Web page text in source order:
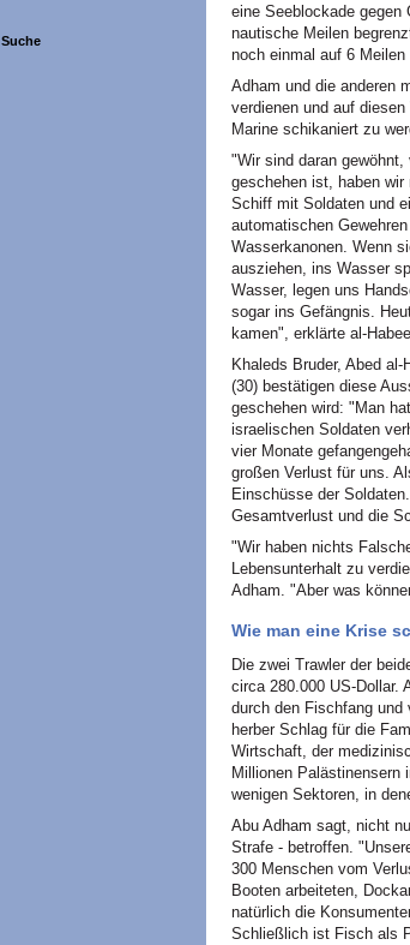
Suche
eine Seeblockade gegen
nautische Meilen
noch einmal auf 6 Meilen
Adham und die anderen
verdienen und auf
Marine schikaniert zu
"Wir sind daran
geschehen ist, haben
Schiff mit Soldaten und
automatischen
Wasserkanonen. Wenn
ausziehen, ins Wasser
Wasser, legen uns
sogar ins Gefängnis.
kamen", erklärte al-
Khaleds Bruder, Abed
(30) bestätigen diese
geschehen wird: "Man
israelischen Soldaten
vier Monate
großen Verlust für uns.
Einschüsse der
Gesamtverlust und die
"Wir haben nichts
Lebensunterhalt zu
Adham. "Aber was
Wie man eine Krise
Die zwei Trawler der
circa 280.000 US-Dollar.
durch den Fischfang
herber Schlag für die
Wirtschaft, der
Millionen Palästinensern
wenigen Sektoren, in
Abu Adham sagt, nicht
Strafe - betroffen.
300 Menschen vom
Booten arbeiteten,
natürlich die
Schließlich ist Fisch als